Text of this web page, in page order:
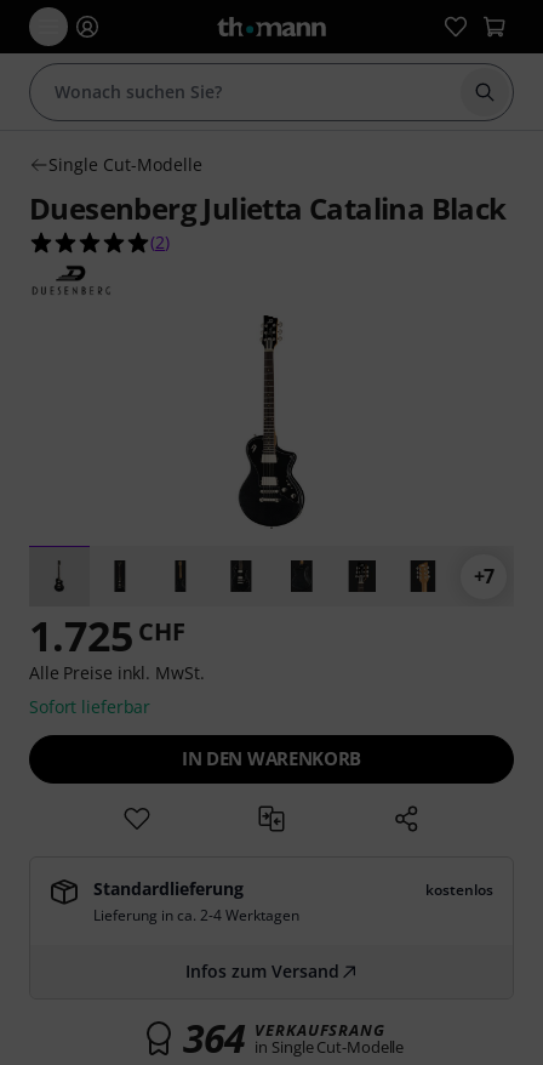
Suche
Single Cut-Modelle
Duesenberg Julietta Catalina Black
5.0 von 5 Sternen aus 2 Kundenbewertungen
(2)
+7
1.725 CHF
Alle Preise inkl. MwSt.
Sofort lieferbar
IN DEN WARENKORB
Standardlieferung
kostenlos
Lieferung in ca. 2-4 Werktagen
Infos zum Versand
364 VERKAUFSRANG
in Single Cut-Modelle